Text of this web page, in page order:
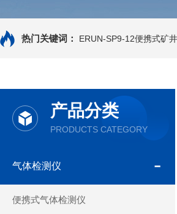
热门关键词： ERUN-SP9-12便携式矿
产品分类
PRODUCTS CATEGORY
气体检测仪
便携式气体检测仪